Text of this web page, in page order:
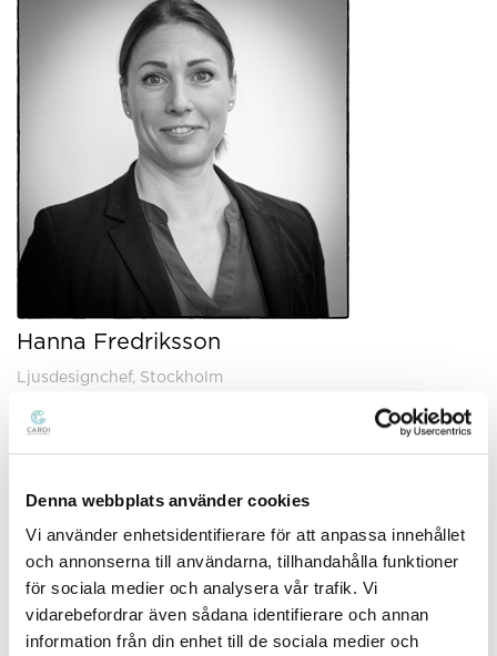
Denna webbplats använder cookies
Vi använder enhetsidentifierare för att anpassa innehållet
och annonserna till användarna, tillhandahålla funktioner
för sociala medier och analysera vår trafik. Vi
vidarebefordrar även sådana identifierare och annan
information från din enhet till de sociala medier och
Hanna Fredriksson
Ljusdesignchef, Stockholm
Mobil: